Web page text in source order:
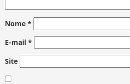
Nome *
E-mail *
Site